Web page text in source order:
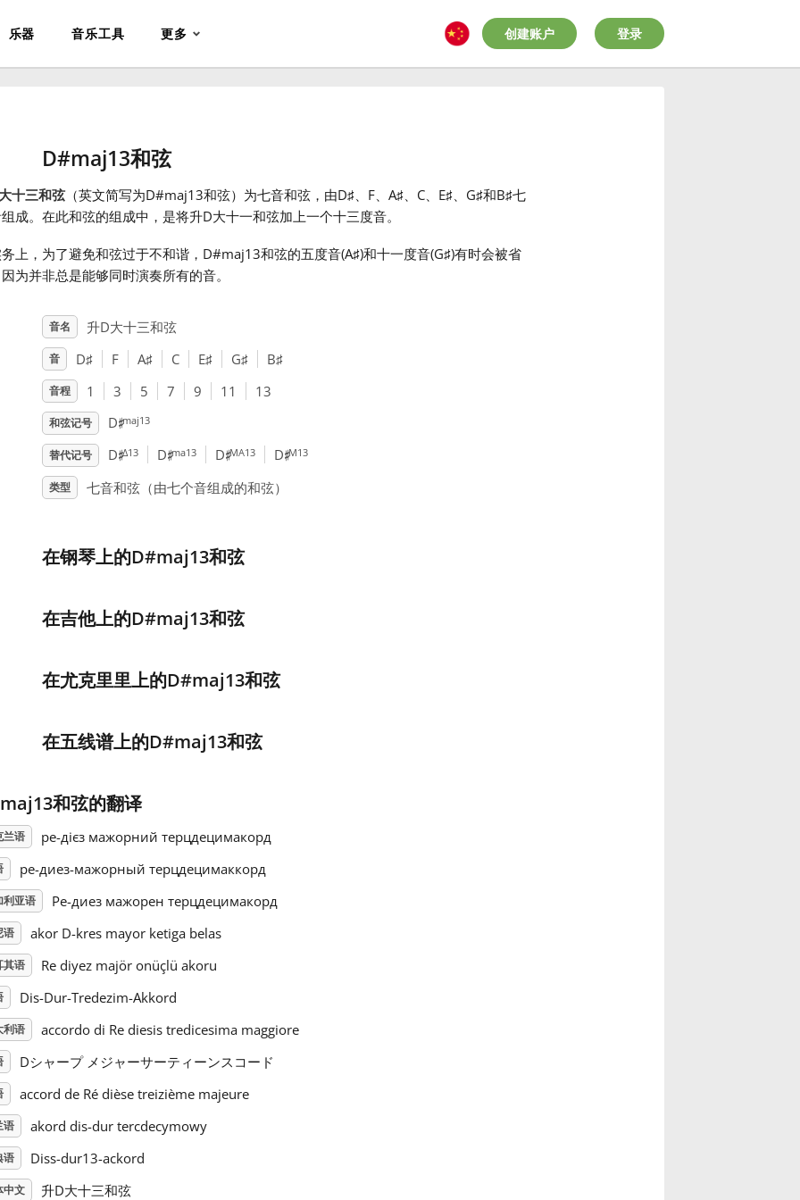
乐器 音乐工具 更多 创建账户 登录
D#maj13和弦
十三和弦（英文简写为D#maj13和弦）为七音和弦，由D♯、F、A♯、C、E♯、G♯和B♯七
成。在此和弦的组成中，是将升D大十一和弦加上一个十三度音。
上，为了避免和弦过于不和谐，D#maj13和弦的五度音(A♯)和十一度音(G♯)有时会被省
为并非总是能够同时演奏所有的音。
音名 升D大十三和弦
音 D♯ F A♯ C E♯ G♯ B♯
音程 1 3 5 7 9 11 13
和弦记号 D♯maj13
替代记号 D♯Δ13 D♯ma13 D♯MA13 D♯M13
类型 七音和弦（由七个音组成的和弦）
在钢琴上的D#maj13和弦
在吉他上的D#maj13和弦
在尤克里里上的D#maj13和弦
在五线谱上的D#maj13和弦
和弦的翻译
兰语 ре-дієз мажорний терцдецимакорд
ре-диез-мажорный терцдецимаккорд
利亚语 Ре-диез мажорен терцдецимакорд
语 akor D-kres mayor ketiga belas
其语 Re diyez majör onüçlü akoru
Dis-Dur-Tredezim-Akkord
利语 accordo di Re diesis tredicesima maggiore
Dシャープ メジャーサーティーンスコード
accord de Ré dièse treizième majeure
语 akord dis-dur tercdecymowy
语 Diss-dur13-ackord
中文 升D大十三和弦